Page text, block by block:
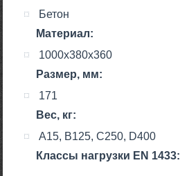
Материал:
Бетон
Размер, мм:
1000x380x360
Вес, кг:
171
Класcы нагрузки EN 1433:
A15, B125, C250, D400